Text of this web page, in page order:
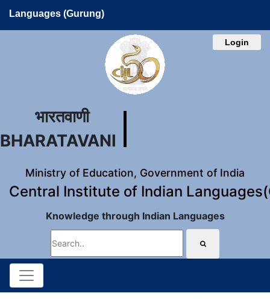
Languages (Gurung)
Login
भारतवाणी
BHARATAVANI
Ministry of Education, Government of India
Central Institute of Indian
Knowledge through Indian Languages